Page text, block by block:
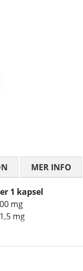
1 kapsel
mg
mg
MER INFO